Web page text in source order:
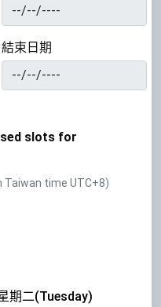
結束日期
slots for
Taiwan time UTC+8)
期二(Tuesday)